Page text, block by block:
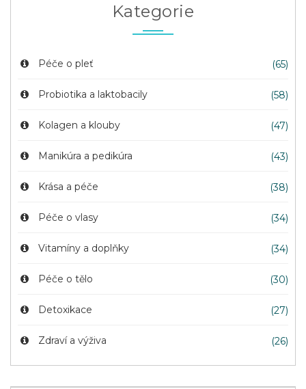
Kategorie
Péče o pleť (65)
Probiotika a laktobacily (58)
Kolagen a klouby (47)
Manikúra a pedikúra (43)
Krása a péče (38)
Péče o vlasy (34)
Vitamíny a doplňky (34)
Péče o tělo (30)
Detoxikace (27)
Zdraví a výživa (26)